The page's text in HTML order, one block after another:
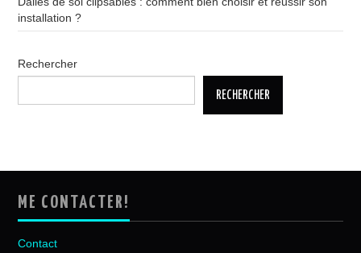
installation ?
Rechercher
RECHERCHER
ME CONTACTER!
Contact